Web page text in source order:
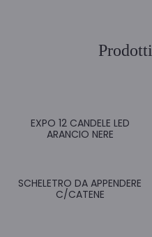
EXPO 12 CANDELE LED
ARANCIO NERE
SCHELETRO DA APPENDERE
C/CATENE